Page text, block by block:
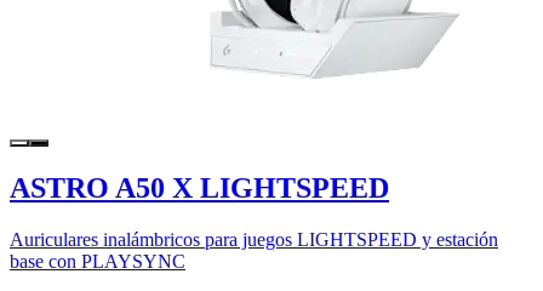
ASTRO A50 X LIGHTSPEED
Auriculares inalámbricos para juegos LIGHTSPEED y estación
base con PLAYSYNC